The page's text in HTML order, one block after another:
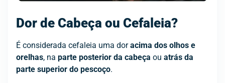
Dor de Cabeça ou Cefaleia?
É considerada cefaleia uma doracima dos olhos e
orelhas, na parte posterior da cabeça ou atrás da
parte superior do pescoço.